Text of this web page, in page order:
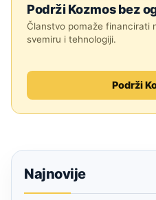
Podrži Kozmos bez
Članstvo pomaže financirati
svemiru i tehnologiji.
Podrži
Najnovije